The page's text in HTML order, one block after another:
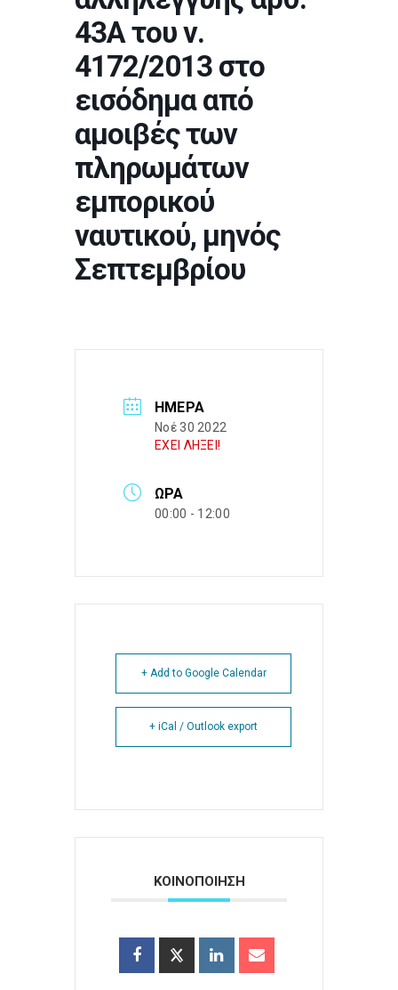
43Α του ν.
4172/2013 στο
εισόδημα από
αμοιβές των
πληρωμάτων
εμπορικού
ναυτικού, μηνός
Σεπτεμβρίου
ΗΜΈΡΑ
Νοέ 30 2022
ΕΧΕΙ ΛΗΞΕΙ!
ΏΡΑ
00:00 - 12:00
+ Add to Google Calendar
+ iCal / Outlook export
ΚΟΙΝΟΠΟΙΗΣΗ